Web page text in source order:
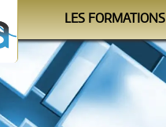
LES FORMATIONS
Le calendrier
Les programmes
Les organismes